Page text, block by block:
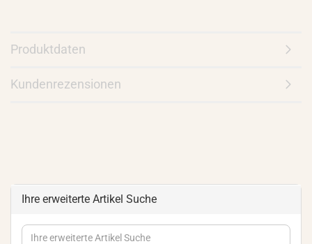
Produktdaten
Kundenrezensionen
Ihre erweiterte Artikel Suche
Ihre